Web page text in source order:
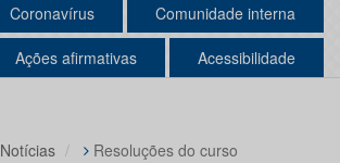
Coronavírus Comunidade interna
Ações afirmativas Acessibilidade
Notícias Resoluções do curso